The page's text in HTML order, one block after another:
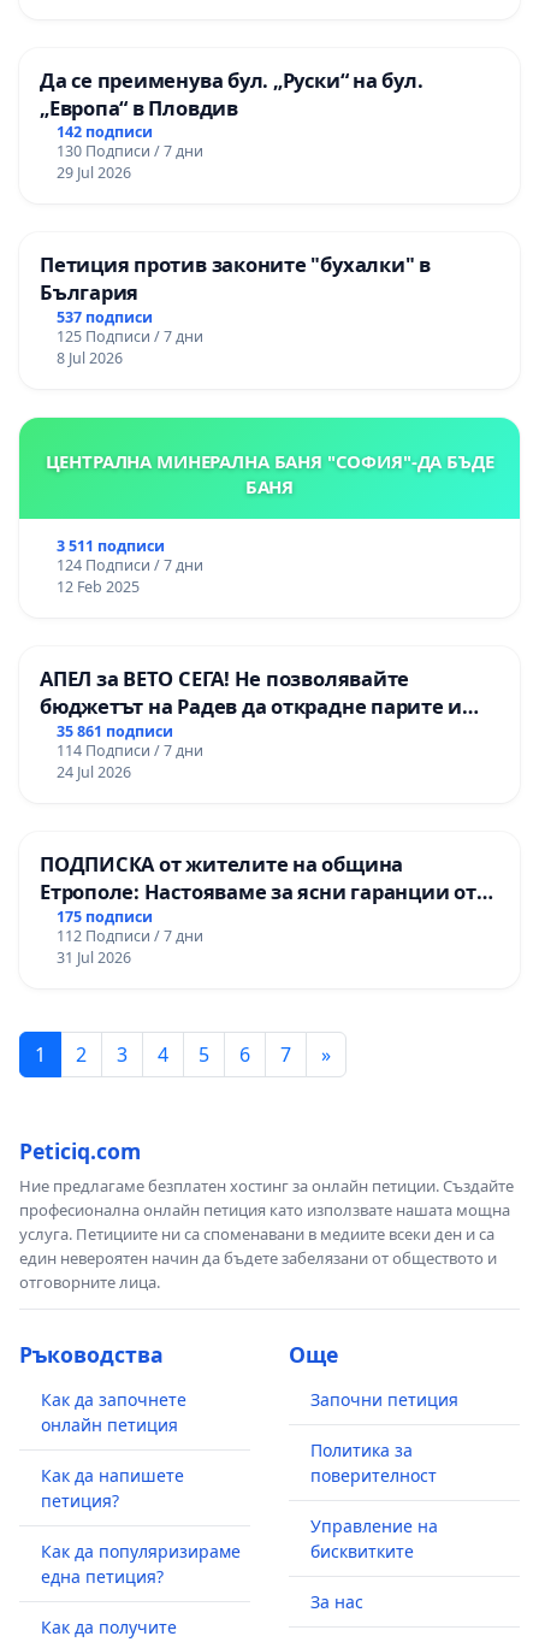
Да се преименува бул. „Руски“ на бул.
„Европа“ в Пловдив
142 подписи
130 Подписи / 7 дни
29 Jul 2026
Петиция против законите "бухалки" в
България
537 подписи
125 Подписи / 7 дни
8 Jul 2026
ЦЕНТРАЛНА МИНЕРАЛНА БАНЯ "СОФИЯ"-ДА БЪДЕ
БАНЯ
3 511 подписи
124 Подписи / 7 дни
12 Feb 2025
АПЕЛ за ВЕТО СЕГА! Не позволявайте
бюджетът на Радев да открадне парите и
правата ни в тъмното
35 861 подписи
114 Подписи / 7 дни
24 Jul 2026
ПОДПИСКА от жителите на община
Етрополе: Настояваме за ясни гаранции от
“Елаците-МЕД” АД и от държавата, че ще се
изпълнят всички екологични норми!
175 подписи
112 Подписи / 7 дни
31 Jul 2026
1 2 3 4 5 6 7 »
Peticiq.com
Ние предлагаме безплатен хостинг за онлайн петиции. Създайте
професионална онлайн петиция като използвате нашата мощна
услуга. Петициите ни са споменавани в медиите всеки ден и са
един невероятен начин да бъдете забелязани от обществото и
отговорните лица.
Ръководства
Как да започнете
онлайн петиция
Как да напишете
петиция?
Как да популяризираме
една петиция?
Как да получите
Още
Започни петиция
Политика за
поверителност
Управление на
бисквитките
За нас